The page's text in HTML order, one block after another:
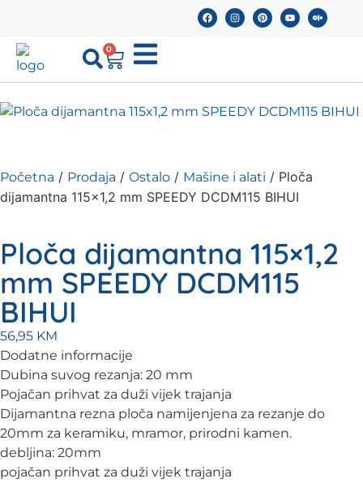
0
Početna / Prodaja / Ostalo / Mašine i alati / Ploča
dijamantna 115×1,2 mm SPEEDY DCDM115 BIHUI
Ploča dijamantna 115×1,2
mm SPEEDY DCDM115
BIHUI
56,95 KM
Dodatne informacije
Dubina suvog rezanja: 20 mm
Pojačan prihvat za duži vijek trajanja
Dijamantna rezna ploča namijenjena za rezanje do
20mm za keramiku, mramor, prirodni kamen.
debljina: 20mm
pojačan prihvat za duži vijek trajanja